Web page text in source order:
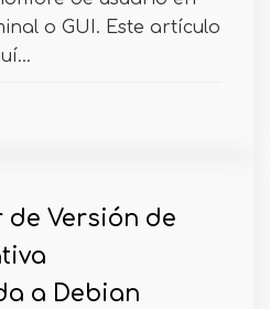
o GUI. Este artículo
de Versión de
a Debian